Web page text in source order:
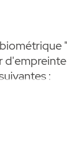
:
et une